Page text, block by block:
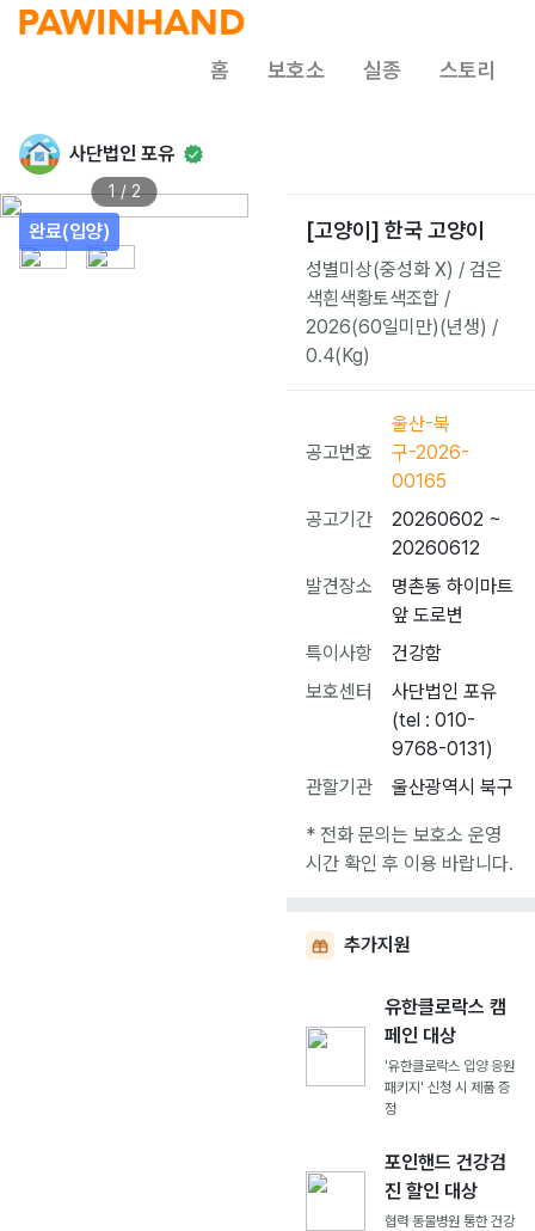
홈 보호소 실종 스토리
사단법인 포유
완료(입양)
1 / 2
[고양이] 한국 고양이
성별미상(중성화 X) / 검은
색흰색황토색조합 /
2026(60일미만)(년생) /
0.4(Kg)
공고번호
울산-북
구-2026-
00165
공고기간
20260602 ~
20260612
발견장소
명촌동 하이마트
앞 도로변
특이사항
건강함
보호센터
사단법인 포유
(tel : 010-
9768-0131)
관할기관
울산광역시 북구
* 전화 문의는 보호소 운영
시간 확인 후 이용 바랍니다.
추가지원
유한클로락스 캠
페인 대상
'유한클로락스 입양 응원
패키지' 신청 시 제품 증
정
포인핸드 건강검
진 할인 대상
협력 동물병원 통한 건강